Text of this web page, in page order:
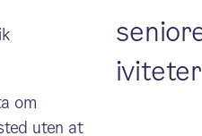
for
på
om
uten at